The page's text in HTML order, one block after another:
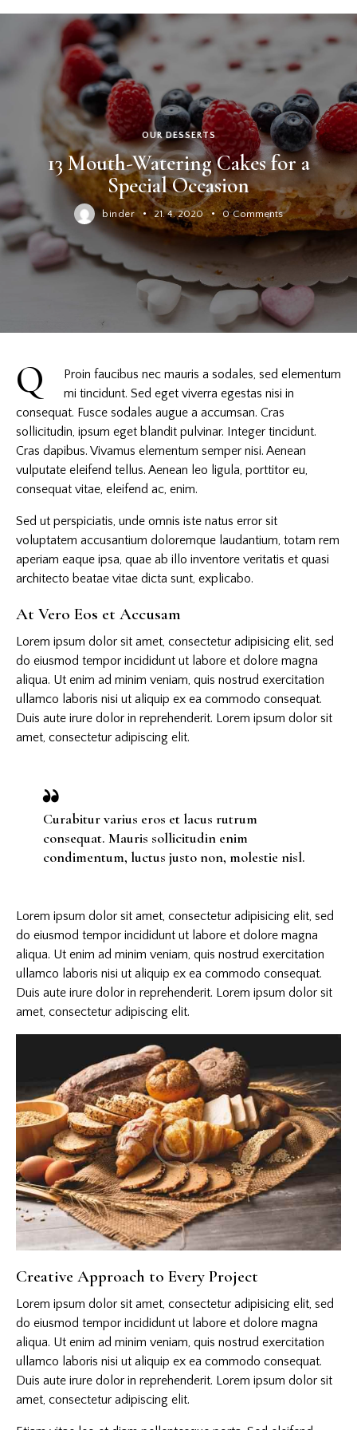
OUR DESSERTS
13 Mouth-Watering Cakes for a
Special Occasion
binder 21. 4. 2020 0 Comments
Q
Proin faucibus nec mauris a sodales, sed elementum
mi tincidunt. Sed eget viverra egestas nisi in
consequat. Fusce sodales augue a accumsan. Cras
sollicitudin, ipsum eget blandit pulvinar. Integer tincidunt.
Cras dapibus. Vivamus elementum semper nisi. Aenean
vulputate eleifend tellus. Aenean leo ligula, porttitor eu,
consequat vitae, eleifend ac, enim.
Sed ut perspiciatis, unde omnis iste natus error sit
voluptatem accusantium doloremque laudantium, totam rem
aperiam eaque ipsa, quae ab illo inventore veritatis et quasi
architecto beatae vitae dicta sunt, explicabo.
At Vero Eos et Accusam
Lorem ipsum dolor sit amet, consectetur adipisicing elit, sed
do eiusmod tempor incididunt ut labore et dolore magna
aliqua. Ut enim ad minim veniam, quis nostrud exercitation
ullamco laboris nisi ut aliquip ex ea commodo consequat.
Duis aute irure dolor in reprehenderit. Lorem ipsum dolor sit
amet, consectetur adipiscing elit.
Curabitur varius eros et lacus rutrum
consequat. Mauris sollicitudin enim
condimentum, luctus justo non, molestie nisl.
Lorem ipsum dolor sit amet, consectetur adipisicing elit, sed
do eiusmod tempor incididunt ut labore et dolore magna
aliqua. Ut enim ad minim veniam, quis nostrud exercitation
ullamco laboris nisi ut aliquip ex ea commodo consequat.
Duis aute irure dolor in reprehenderit. Lorem ipsum dolor sit
amet, consectetur adipiscing elit.
Creative Approach to Every Project
Lorem ipsum dolor sit amet, consectetur adipisicing elit, sed
do eiusmod tempor incididunt ut labore et dolore magna
aliqua. Ut enim ad minim veniam, quis nostrud exercitation
ullamco laboris nisi ut aliquip ex ea commodo consequat.
Duis aute irure dolor in reprehenderit. Lorem ipsum dolor sit
amet, consectetur adipiscing elit.